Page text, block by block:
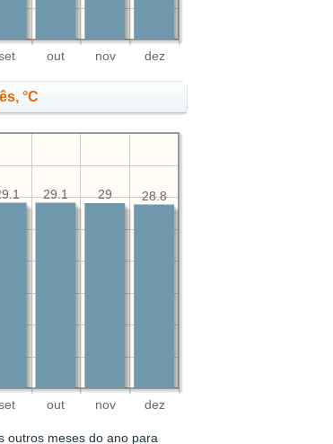
out nov dez
°C
out nov dez
28.8
29
29.1
outros meses do ano para